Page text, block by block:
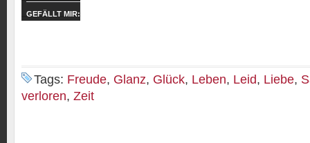
GEFÄLLT MIR:
Tags: Freude, Glanz, Glück, Leben, Leid, Liebe,
verloren, Zeit